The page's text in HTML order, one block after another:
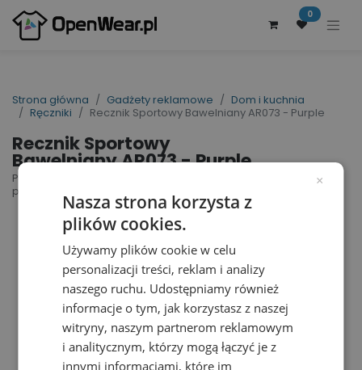
0
Strona główna Gadżety reklamowe
Dom i kuchnia
Ręczniki
Recznik Sportowy Bawelniany AR073 - Purple
Recznik Sportowy
Bawelniany AR073 - Purple
PRINT-Me® Sport Towel | nr art.: AR073 | nr art.
producenta: AR073
×
Nasza strona korzysta z
plików cookies.
Używamy plików cookie w celu
personalizacji treści, reklam i analizy
naszego ruchu. Udostępniamy również
informacje o tym, jak korzystasz z naszej
witryny, naszym partnerom reklamowym
i analitycznym, którzy mogą łączyć je z
innymi informacjami, które im